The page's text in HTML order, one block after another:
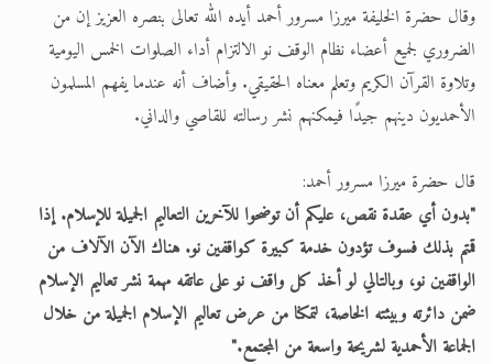
وقال حضرة الخليفة ميرزا مسرور أحمد أيده الله تعالى بنصره العزيز إن من
الضروري لجميع أعضاء نظام الوقف نو الالتزام أداء الصلوات الخمس اليومية
وتلاوة القرآن الكريم وتعلم معناه الحقيقي. وأضاف أنه عندما يفهم المسلمون
الأحمديون دينهم جيدًا فيمكنهم نشر رسالته للقاصي والداني.
قال حضرة ميرزا مسرور أحمد:
"بدون أي عقدة نقص، عليكم أن توضحوا للآخرين التعاليم الجميلة للإسلام. إذا
قمتم بذلك فسوف تؤدون خدمة كبيرة كواقفين نو. هناك الآن الآلاف من
الواقفين نو، وبالتالي لو أخذ كل واقف نو على عاتقه مهمة نشر تعاليم الإسلام
ضمن دائرته وبيئته الخاصة، لتمكنا من عرض تعاليم الإسلام الجميلة من خلال
الجماعة الأحمدية لشريحة واسعة من المجتمع."